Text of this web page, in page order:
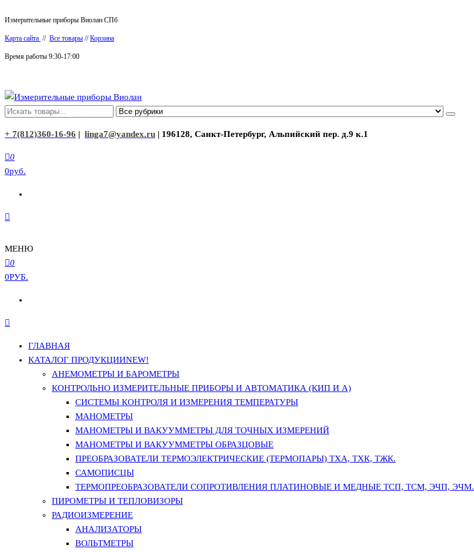
к
содержимому
Измерительные приборы Виолан СПб
Карта сайта // Все товары //Корзина
Время работы 9:30-17:00
Измерительные приборы Виолан
+ 7(812)360-16-96 | linga7@yandex.ru | 196128, Санкт-Петербург, Альпийский пер. д.9 к.1
0
0руб.
МЕНЮ
0
0РУБ.
ГЛАВНАЯ
КАТАЛОГ ПРОДУКЦИИNEW!
АНЕМОМЕТРЫ И БАРОМЕТРЫ
КОНТРОЛЬНО ИЗМЕРИТЕЛЬНЫЕ ПРИБОРЫ И АВТОМАТИКА (КИП И А)
СИСТЕМЫ КОНТРОЛЯ И ИЗМЕРЕНИЯ ТЕМПЕРАТУРЫ
МАНОМЕТРЫ
МАНОМЕТРЫ И ВАКУУММЕТРЫ ДЛЯ ТОЧНЫХ ИЗМЕРЕНИЙ
МАНОМЕТРЫ И ВАКУУММЕТРЫ ОБРАЗЦОВЫЕ
ПРЕОБРАЗОВАТЕЛИ ТЕРМОЭЛЕКТРИЧЕСКИЕ (ТЕРМОПАРЫ) ТХА, ТХК, ТЖК.
САМОПИСЦЫ
ТЕРМОПРЕОБРАЗОВАТЕЛИ СОПРОТИВЛЕНИЯ ПЛАТИНОВЫЕ И МЕДНЫЕ ТСП, ТСМ, ЭЧП, ЭЧМ.
ПИРОМЕТРЫ И ТЕПЛОВИЗОРЫ
РАДИОИЗМЕРЕНИЕ
АНАЛИЗАТОРЫ
ВОЛЬТМЕТРЫ